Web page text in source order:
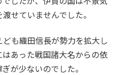
せていませんでした。
も織田信長が勢力を拡大し
あった戦国諸大名からの依
が少ないのでした。